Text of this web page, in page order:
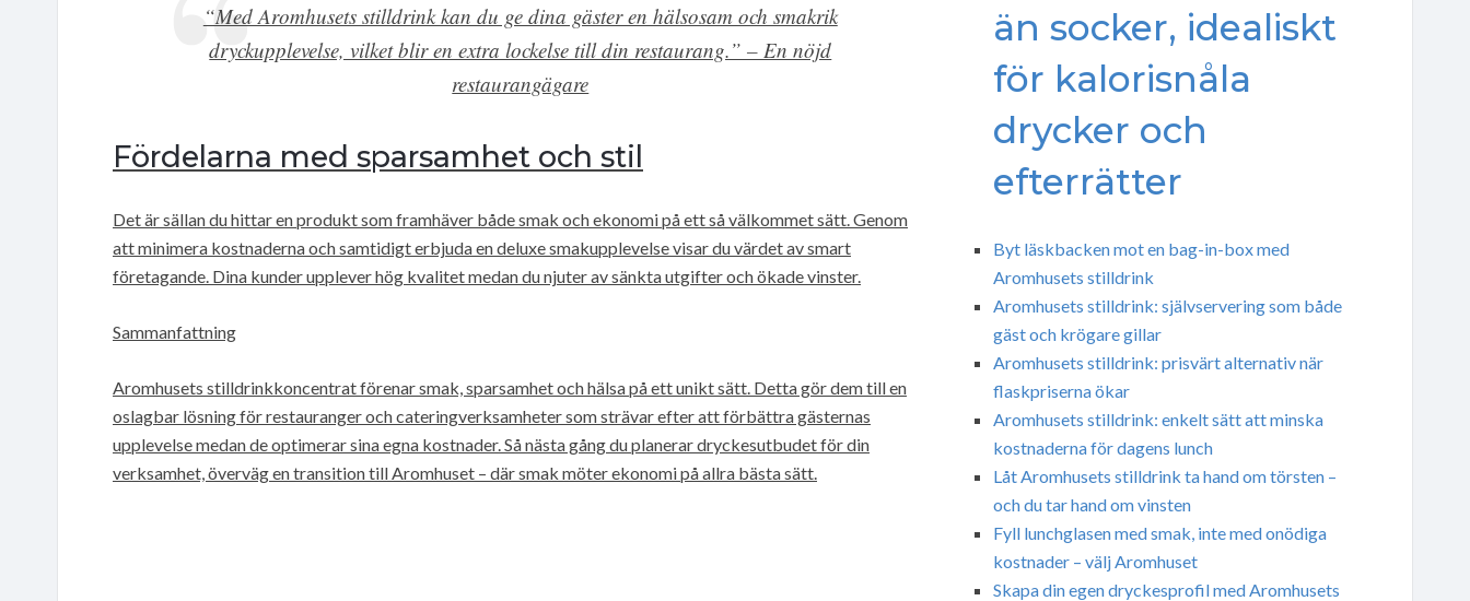
“Med Aromhusets stilldrink kan du ge dina gäster en hälsosam och smakrik
dryckupplevelse, vilket blir en extra lockelse till din restaurang.” – En nöjd
restaurangägare
Fördelarna med sparsamhet och stil
Det är sällan du hittar en produkt som framhäver både smak och ekonomi på ett så välkommet sätt. Genom
att minimera kostnaderna och samtidigt erbjuda en deluxe smakupplevelse visar du värdet av smart
företagande. Dina kunder upplever hög kvalitet medan du njuter av sänkta utgifter och ökade vinster.
Sammanfattning
Aromhusets stilldrinkkoncentrat förenar smak, sparsamhet och hälsa på ett unikt sätt. Detta gör dem till en
oslagbar lösning för restauranger och cateringverksamheter som strävar efter att förbättra gästernas
upplevelse medan de optimerar sina egna kostnader. Så nästa gång du planerar dryckesutbudet för din
verksamhet, överväg en transition till Aromhuset – där smak möter ekonomi på allra bästa sätt.
än socker, idealiskt
för kalorisnåla
drycker och
efterrätter
Byt läskbacken mot en bag-in-box med
Aromhusets stilldrink
Aromhusets stilldrink: självservering som både
gäst och krögare gillar
Aromhusets stilldrink: prisvärt alternativ när
flaskpriserna ökar
Aromhusets stilldrink: enkelt sätt att minska
kostnaderna för dagens lunch
Låt Aromhusets stilldrink ta hand om törsten –
och du tar hand om vinsten
Fyll lunchglasen med smak, inte med onödiga
kostnader – välj Aromhuset
Skapa din egen dryckesprofil med Aromhusets